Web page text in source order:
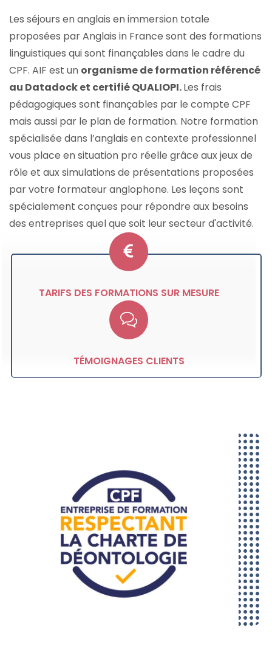
Les séjours en anglais en immersion totale
proposées par Anglais in France sont des formations
linguistiques qui sont finançables dans le cadre du
CPF. AIF est un organisme de formation référencé
au Datadock et certifié QUALIOPI.Les frais
pédagogiques sont finançables par le compte CPF
mais aussi par le plan de formation. Notre formation
spécialisée dans l’anglais en contexte professionnel
vous place en situation pro réelle grâce aux jeux de
rôle et aux simulations de présentations proposées
par votre formateur anglophone. Les leçons sont
spécialement conçues pour répondre aux besoins
des entreprises quel que soit leur secteur d'activité.
TARIFS DES FORMATIONS SUR MESURE
TÉMOIGNAGES CLIENTS